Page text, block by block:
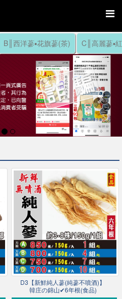
B║西洋蔘▪花旗蔘(茶) C║高麗蔘▪
D3【新鮮純人蔘(純蔘不噴酒)】
韓庄の錦山✔6年根(食品)